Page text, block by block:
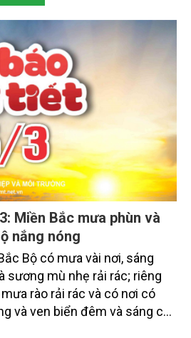
Miền Bắc mưa phùn và
nắng nóng
Bộ có mưa vài nơi, sáng
sương mù nhẹ rải rác; riêng
rào rải rác và có nơi có
và ven biển đêm và sáng có